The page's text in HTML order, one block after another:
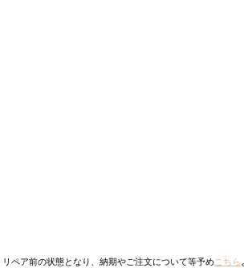
ペア前の状態となり、納期やご注文について等予めこちら